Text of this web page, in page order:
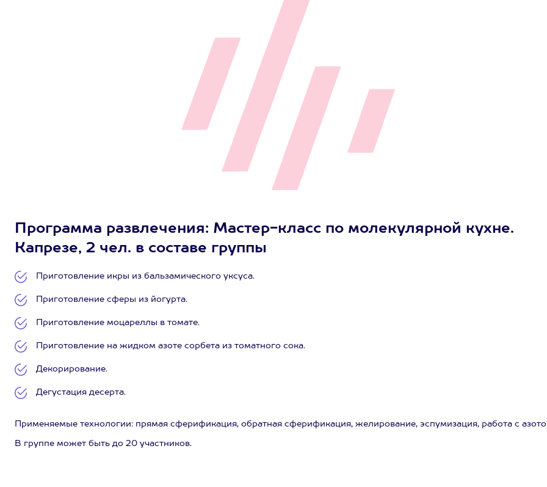
Программа развлечения: Мастер-класс по молекулярной кухне.
Капрезе, 2 чел. в составе группы
Приготовление икры из бальзамического уксуса.
Приготовление сферы из йогурта.
Приготовление моцареллы в томате.
Приготовление на жидком азоте сорбета из томатного сока.
Декорирование.
Дегустация десерта.
Применяемые технологии: прямая сферификация, обратная сферификация, желирование, эспумизация, работа с
В группе может быть до 20 участников.